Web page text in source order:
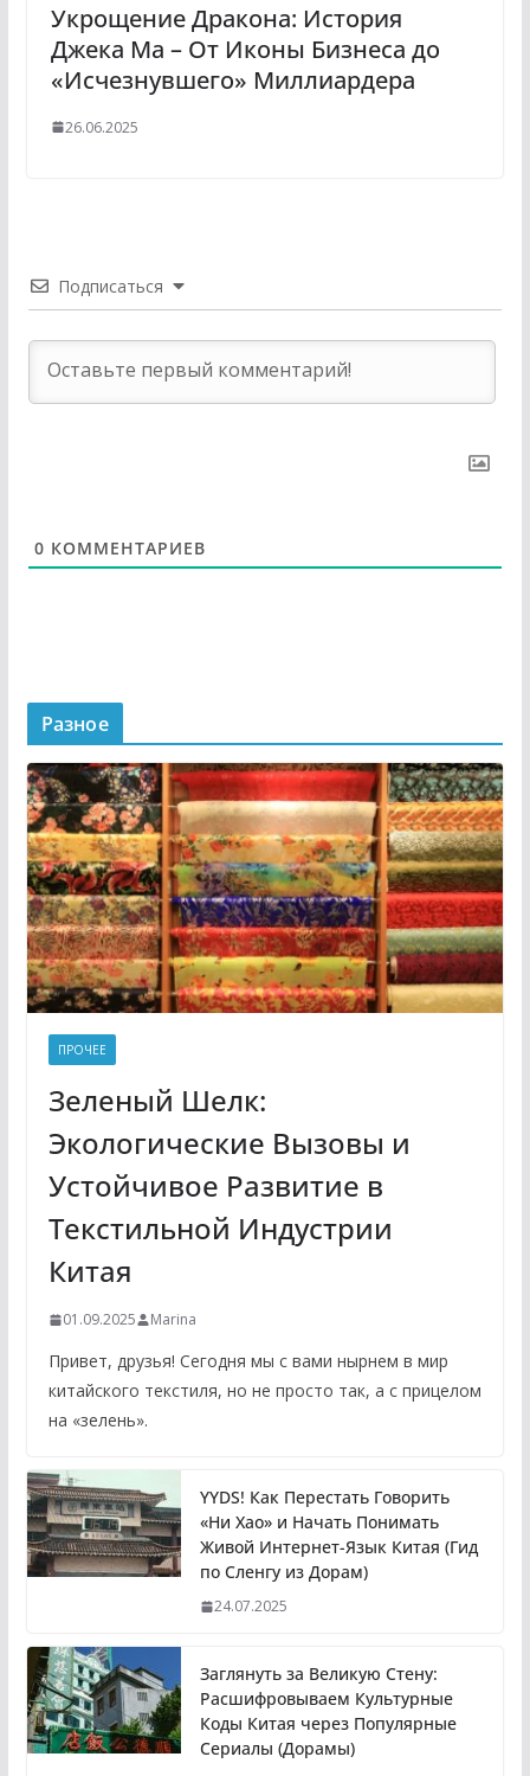
Укрощение Дракона: История
Джека Ма – От Иконы Бизнеса до
«Исчезнувшего» Миллиардера
26.06.2025
Подписаться
0 КОММЕНТАРИЕВ
Разное
ПРОЧЕЕ
Зеленый Шелк:
Экологические Вызовы и
Устойчивое Развитие в
Текстильной Индустрии
Китая
01.09.2025 Marina
Привет, друзья! Сегодня мы с вами нырнем в мир
китайского текстиля, но не просто так, а с прицелом
на «зелень».
YYDS! Как Перестать Говорить
«Ни Хао» и Начать Понимать
Живой Интернет-Язык Китая (Гид
по Сленгу из Дорам)
24.07.2025
Заглянуть за Великую Стену:
Расшифровываем Культурные
Коды Китая через Популярные
Сериалы (Дорамы)